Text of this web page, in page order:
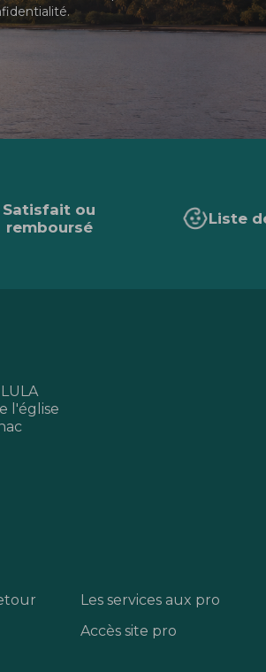
.
Satisfait ou
remboursé
Liste
l'église
Les services aux pro
Accès site pro